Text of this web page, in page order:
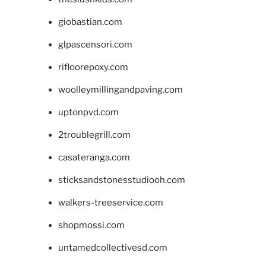
giobastian.com
glpascensori.com
rifloorepoxy.com
woolleymillingandpaving.com
uptonpvd.com
2troublegrill.com
casateranga.com
sticksandstonesstudiooh.com
walkers-treeservice.com
shopmossi.com
untamedcollectivesd.com